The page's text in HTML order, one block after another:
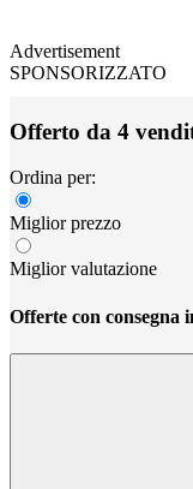
Advertisement
SPONSORIZZATO
Offerto da 4
Ordina per:
Miglior prezzo
Miglior valutazione
Offerte con consegna